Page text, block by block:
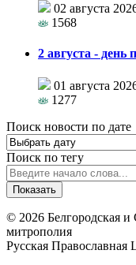
02 августа
1568
2 августа -
01 августа
1277
Поиск новости по дате
Поиск по тегу
© 2026 Белгородская и
митрополия
Русская Православная